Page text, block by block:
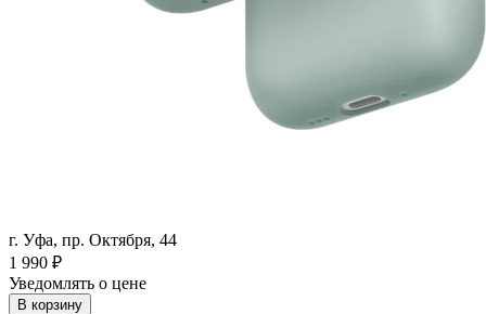
г. Уфа, пр. Октября, 44
1 990 ₽
Уведомлять о цене
В корзину